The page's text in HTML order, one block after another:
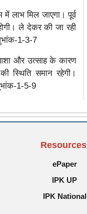
लाभ मिल जाएगा। पूर्व
ले देकर की जा रही
1-3-7
और उत्साह के कारण
स्थिति समान रहेगी।
1-5-9
Resources
ePaper
IPK UP
IPK National